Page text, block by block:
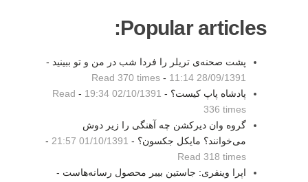
Popular articles:
پشت صحنه‌ی تریلر را فردا شب در من و تو ببینید -
28/09/1391 11:14
-
Read 370 times
پادشاه پاپ کیست؟ - 02/10/1391 19:34
-
Read
336 times
گروه وان دیرکشن چه آهنگی را زیر دوش
می‌خوانند؟ مایکل جکسون؟ - 01/10/1391 21:57
-
Read 318 times
اپرا وینفری: جاستین بیبر محصول رسانه‌‌هاست -